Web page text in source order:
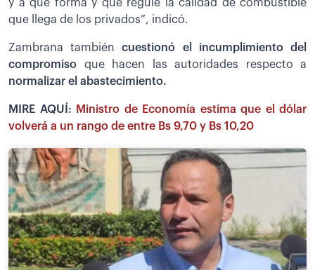
y a qué forma y que regule la calidad de combustible
que llega de los privados”, indicó.
Zambrana tambiéncuestionó el incumplimiento del
compromiso que hacen las autoridades respecto a
normalizar el abastecimiento.
MIRE AQUÍ:
Ministro de Economía estima que el dólar
volverá a un rango de entre Bs 9,70 y Bs 10,20